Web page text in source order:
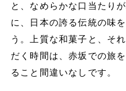
と、なめらかな口当たり
に、日本の誇る伝統の味
う。上質な和菓子と、そ
だく時間は、赤坂での旅
ること間違いなしです。